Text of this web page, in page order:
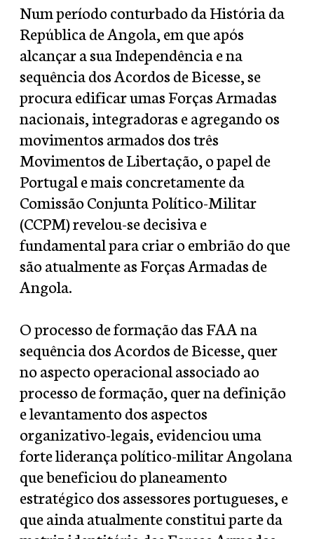
Num período conturbado da História da
República de Angola, em que após
alcançar a sua Independência e na
sequência dos Acordos de Bicesse, se
procura edificar umas Forças Armadas
nacionais, integradoras e agregando os
movimentos armados dos três
Movimentos de Libertação, o papel de
Portugal e mais concretamente da
Comissão Conjunta Político-Militar
(CCPM) revelou-se decisiva e
fundamental para criar o embrião do que
são atualmente as Forças Armadas de
Angola.
O processo de formação das FAA na
sequência dos Acordos de Bicesse, quer
no aspecto operacional associado ao
processo de formação, quer na definição
e levantamento dos aspectos
organizativo-legais, evidenciou uma
forte liderança político-militar Angolana
que beneficiou do planeamento
estratégico dos assessores portugueses, e
que ainda atualmente constitui parte da